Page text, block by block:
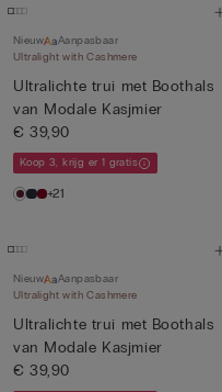
Nieuw
Aanpasbaar
Ultralight with Cashmere
Ultralichte trui met Boothals
van Modale Kasjmier
€ 39,90
Koop 3, krijg er 1 gratis
+21
Nieuw
Aanpasbaar
Ultralight with Cashmere
Ultralichte trui met Boothals
van Modale Kasjmier
€ 39,90